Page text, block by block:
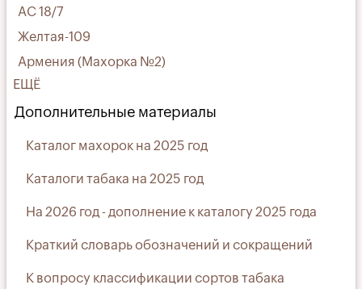
АС 18/7
Желтая-109
Армения (Махорка №2)
ЕЩЁ
Дополнительные материалы
Каталог махорок на 2025 год
Каталоги табака на 2025 год
На 2026 год - дополнение к каталогу 2025 года
Краткий словарь обозначений и сокращений
К вопросу классификации сортов табака